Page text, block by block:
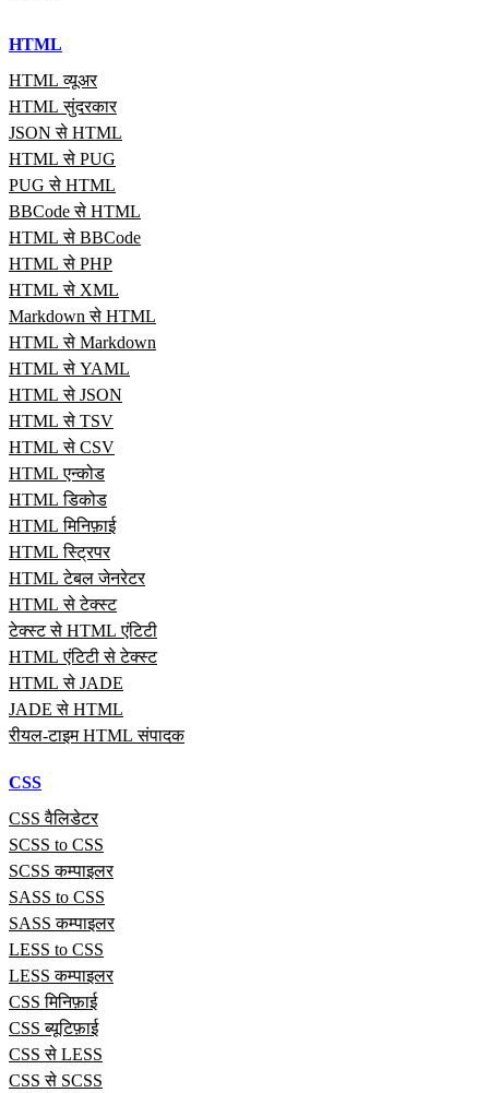
HTML
HTML व्यूअर
HTML सुंदरकार
JSON से HTML
HTML से PUG
PUG से HTML
BBCode से HTML
HTML से BBCode
HTML से PHP
HTML से XML
Markdown से HTML
HTML से Markdown
HTML से YAML
HTML से JSON
HTML से TSV
HTML से CSV
HTML एन्कोड
HTML डिकोड
HTML मिनिफ़ाई
HTML स्ट्रिपर
HTML टेबल जेनरेटर
HTML से टेक्स्ट
टेक्स्ट से HTML एंटिटी
HTML एंटिटी से टेक्स्ट
HTML से JADE
JADE से HTML
रीयल‑टाइम HTML संपादक
CSS
CSS वैलिडेटर
SCSS to CSS
SCSS कम्पाइलर
SASS to CSS
SASS कम्पाइलर
LESS to CSS
LESS कम्पाइलर
CSS मिनिफ़ाई
CSS ब्यूटिफ़ाई
CSS से LESS
CSS से SCSS